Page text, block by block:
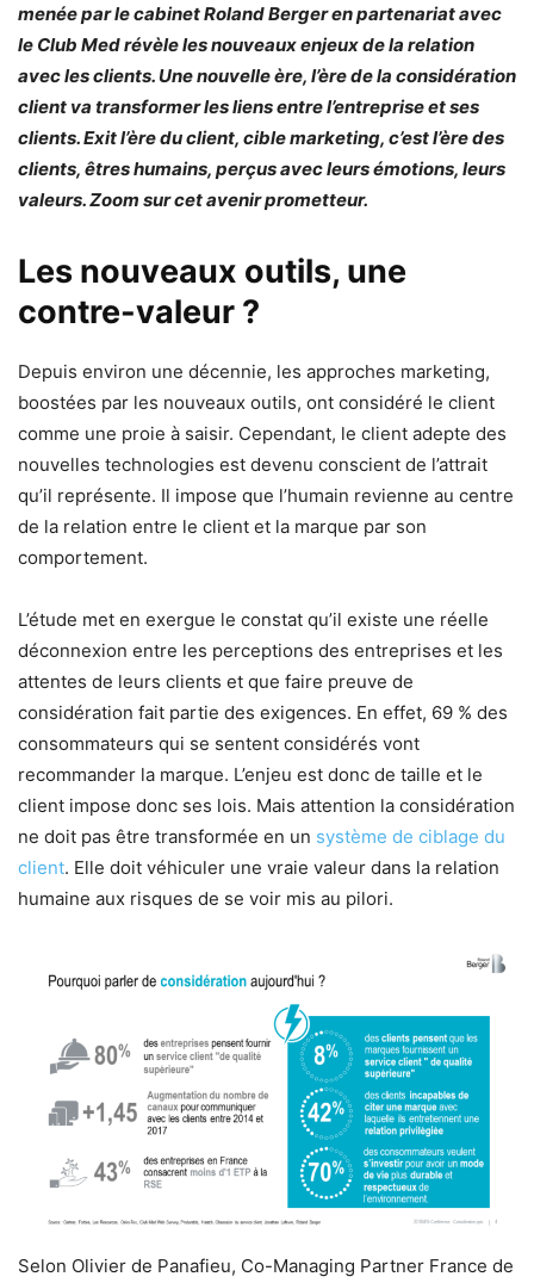
menée par le cabinet Roland Berger en partenariat avec
le Club Med révèle les nouveaux enjeux de la relation
avec les clients. Une nouvelle ère, l’ère de la considération
client va transformer les liens entre l’entreprise et ses
clients. Exit l’ère du client, cible marketing, c’est l’ère des
clients, êtres humains, perçus avec leurs émotions, leurs
valeurs. Zoom sur cet avenir prometteur.
Les nouveaux outils, une
contre-valeur ?
Depuis environ une décennie, les approches marketing,
boostées par les nouveaux outils, ont considéré le client
comme une proie à saisir. Cependant, le client adepte des
nouvelles technologies est devenu conscient de l’attrait
qu’il représente. Il impose que l’humain revienne au centre
de la relation entre le client et la marque par son
comportement.
L’étude met en exergue le constat qu’il existe une réelle
déconnexion entre les perceptions des entreprises et les
attentes de leurs clients et que faire preuve de
considération fait partie des exigences. En effet, 69 % des
consommateurs qui se sentent considérés vont
recommander la marque. L’enjeu est donc de taille et le
client impose donc ses lois. Mais attention la considération
ne doit pas être transformée en un système de ciblage du
client. Elle doit véhiculer une vraie valeur dans la relation
humaine aux risques de se voir mis au pilori.
Selon Olivier de Panafieu, Co-Managing Partner France de